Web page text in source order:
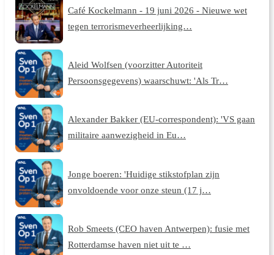
Café Kockelmann - 19 juni 2026 - Nieuwe wet
tegen terrorismeverheerlijking…
Aleid Wolfsen (voorzitter Autoriteit
Persoonsgegevens) waarschuwt: 'Als Tr…
Alexander Bakker (EU-correspondent): 'VS gaan
militaire aanwezigheid in Eu…
Jonge boeren: 'Huidige stikstofplan zijn
onvoldoende voor onze steun (17 j…
Rob Smeets (CEO haven Antwerpen): fusie met
Rotterdamse haven niet uit te …